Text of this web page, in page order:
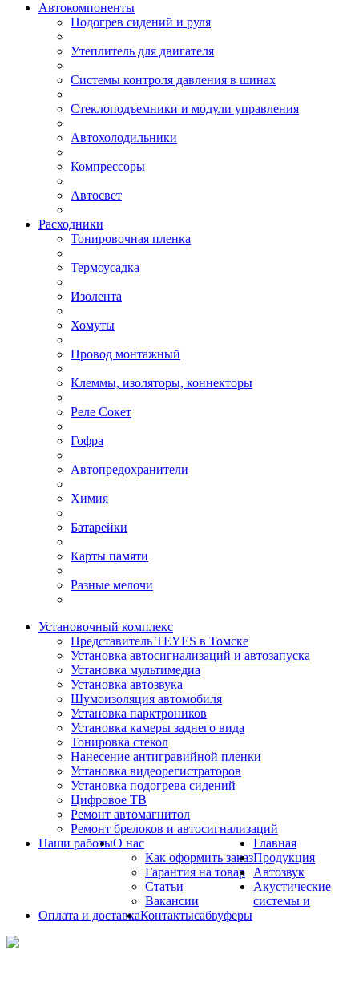
Автокомпоненты
Подогрев сидений и руля
Утеплитель для двигателя
Системы контроля давления в шинах
Стеклоподъемники и модули управления
Автохолодильники
Компрессоры
Автосвет
Расходники
Тонировочная пленка
Термоусадка
Изолента
Хомуты
Провод монтажный
Клеммы, изоляторы, коннекторы
Реле Сокет
Гофра
Автопредохранители
Химия
Батарейки
Карты памяти
Разные мелочи
Установочный комплекс
Представитель TEYES в Томске
Установка автосигнализаций и автозапуска
Установка мультимедиа
Установка автозвука
Шумоизоляция автомобиля
Установка парктроников
Установка камеры заднего вида
Тонировка стекол
Нанесение антигравийной пленки
Установка видеорегистраторов
Установка подогрева сидений
Цифровое ТВ
Ремонт автомагнитол
Ремонт брелоков и автосигнализаций
Наши работыО нас
Как оформить заказ
Гарантия на товар
Статьи
Вакансии
Оплата и доставкаКонтакты
Главная
Продукция
Автозвук
Акустические
системы и
сабвуферы